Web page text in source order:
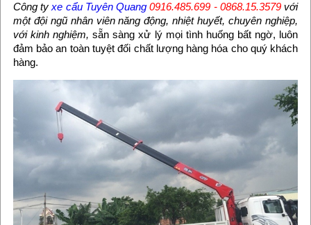
Công tyxe cẩu Tuyên Quang 0916.485.699 - 0868.15.3579với
một đội ngũ nhân viên năng động, nhiệt huyết, chuyên nghiệp,
với kinh nghiệm,sẵn sàng xử lý mọi tình huống bất ngờ, luôn
đảm bảo an toàn tuyệt đối chất lượng hàng hóa cho quý khách
hàng.